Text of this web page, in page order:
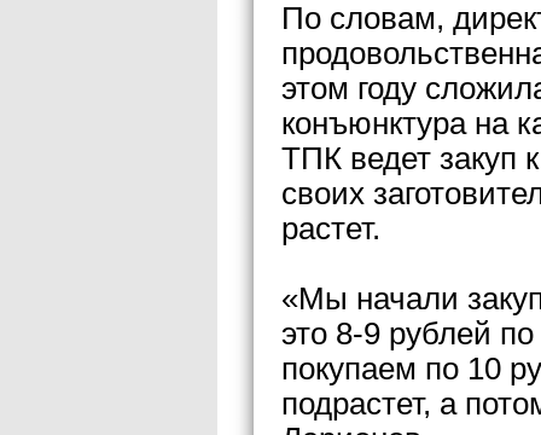
По словам,
этом году
конъюнктура на
ТПК ведет закуп
своих
растет.
«Мы начали
это 8-9 рублей
покупаем по 10
подрастет, а